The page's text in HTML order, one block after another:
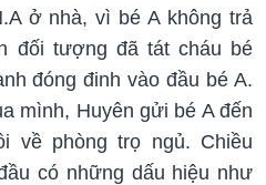
ở nhà, vì bé A không trả
đối tượng đã tát cháu bé
đóng đinh vào đầu bé A.
mình, Huyên gửi bé A đến
về phòng trọ ngủ. Chiều
có những dấu hiệu như